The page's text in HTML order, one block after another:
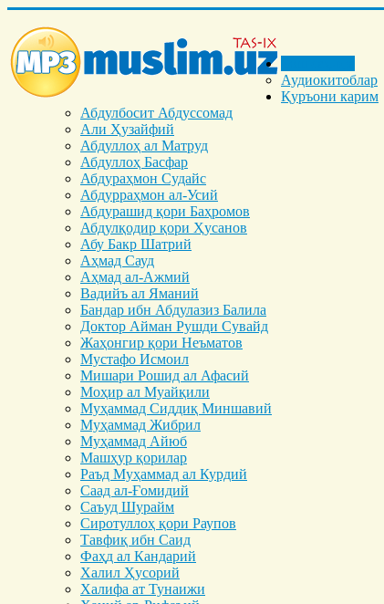
Аудиокитоблар
Қуръони карим
Абдулбосит Абдуссомад
Али Ҳузайфий
Абдуллоҳ ал Матруд
Абдуллоҳ Басфар
Абдураҳмон Судайс
Абдурраҳмон ал-Усий
Абдурашид қори Баҳромов
Абдулқодир қори Ҳусанов
Абу Бакр Шатрий
Аҳмад Сауд
Аҳмад ал-Ажмий
Вадийъ ал Яманий
Бандар ибн Абдулазиз Балила
Доктор Айман Рушди Сувайд
Жаҳонгир қори Неъматов
Мустафо Исмоил
Мишари Рошид ал Афасий
Моҳир ал Муайқили
Муҳаммад Cиддиқ Миншавий
Муҳаммад Жибрил
Муҳаммад Айюб
Машҳур қорилар
Раъд Муҳаммад ал Курдий
Саад ал-Ғомидий
Саъуд Шурайм
Сиротуллоҳ қори Раупов
Тавфиқ ибн Саид
Фаҳд ал Кандарий
Халил Ҳусорий
Халифа ат Тунаижи